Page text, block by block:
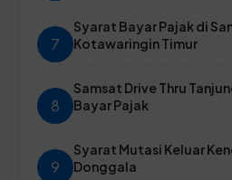
7
Syarat Bayar Pajak di
Kotawaringin Timur
8
Samsat Drive Thru
Bayar Pajak
9
Syarat Mutasi Keluar
Donggala